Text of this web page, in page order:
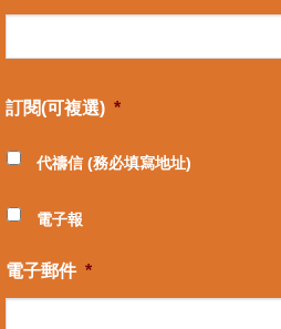
訂閱(可複選) *
代禱信 (務必填寫地址)
電子報
電子郵件 *